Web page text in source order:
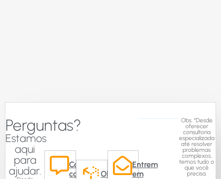
Perguntas?
Estamos
aqui
para
ajudar.
Converse
com
Obter
Entrem
em
Obs. *Desde
oferecer
consultoria
especializada
até resolver
problemas
complexos,
temos tudo o
que você
precisa.